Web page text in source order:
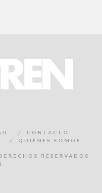
CONTACTO
QUIÉNES SOMOS
RESERVADOS